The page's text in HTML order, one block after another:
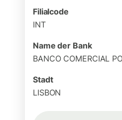
Filialcode
INT
Name der Bank
BANCO COMERCIAL
Stadt
LISBON